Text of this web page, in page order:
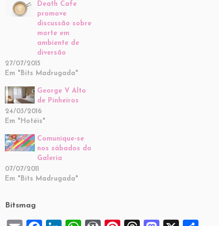
Death Cafe
promove
discussão sobre
morte em
ambiente de
diversão
27/07/2015
Em "Bits Madrugada"
George V Alto
de Pinheiros
24/03/2016
Em "Hotéis"
Comunique-se
nos sábados do
Galeria
07/07/2011
Em "Bits Madrugada"
Bitsmag